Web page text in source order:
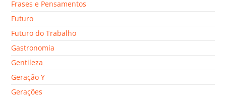
Frases e Pensamentos
Futuro
Futuro do Trabalho
Gastronomia
Gentileza
Geração Y
Gerações